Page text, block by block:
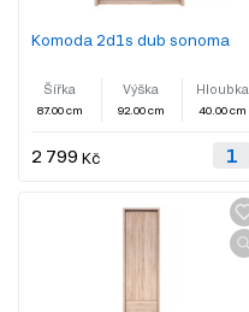
Komoda 2d1s dub sonoma
Šířka
87.00 cm
Výška
92.00 cm
Hloubka
40.00 cm
2 799 Kč